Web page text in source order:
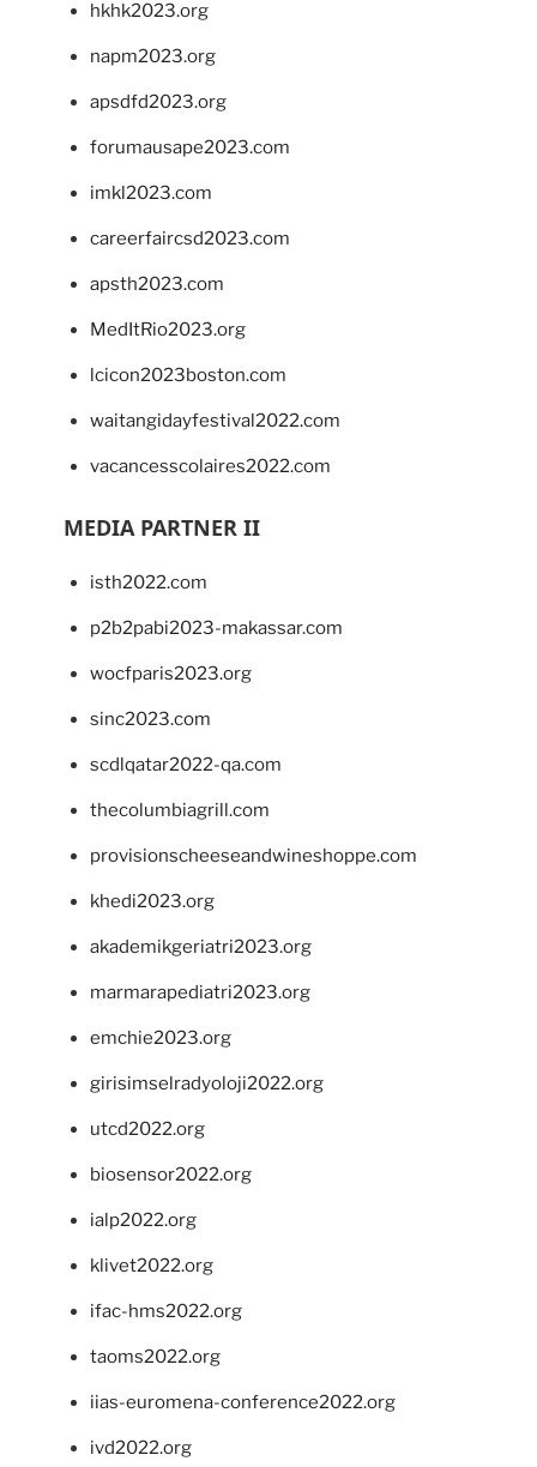
hkhk2023.org
napm2023.org
apsdfd2023.org
forumausape2023.com
imkl2023.com
careerfaircsd2023.com
apsth2023.com
MedItRio2023.org
lcicon2023boston.com
waitangidayfestival2022.com
vacancesscolaires2022.com
MEDIA PARTNER II
isth2022.com
p2b2pabi2023-makassar.com
wocfparis2023.org
sinc2023.com
scdlqatar2022-qa.com
thecolumbiagrill.com
provisionscheeseandwineshoppe.com
khedi2023.org
akademikgeriatri2023.org
marmarapediatri2023.org
emchie2023.org
girisimselradyoloji2022.org
utcd2022.org
biosensor2022.org
ialp2022.org
klivet2022.org
ifac-hms2022.org
taoms2022.org
iias-euromena-conference2022.org
ivd2022.org